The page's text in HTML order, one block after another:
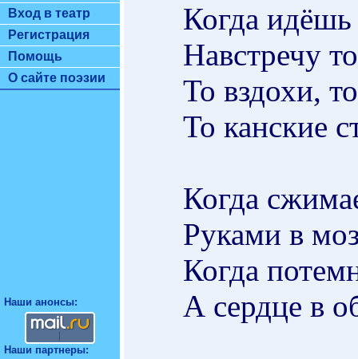
Вход в театр
Регистрация
Помощь
О сайте поэзии
Наши анонсы:
Наши партнеры:
Когда
Навстречу
То вздохи,
То канские
Когда
Руками в
Когда
А сердце в